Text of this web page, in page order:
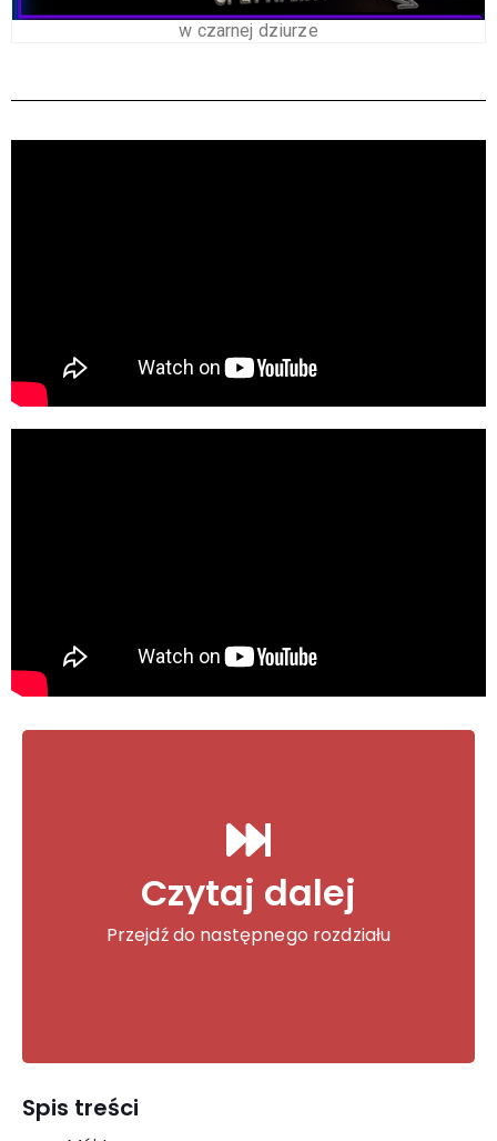
w czarnej dziurze
Czytaj dalej
Przejdź do następnego rozdziału
36. #Sunrise pure.
Bez tequila
...
Spis treści